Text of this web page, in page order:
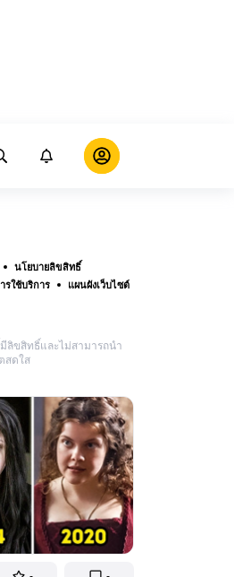
นโยบายลิขสิทธิ์
รใช้บริการ
แผนผังเว็บไซต์
ลิขสิทธิ์และไม่สามารถนำ
สดใส